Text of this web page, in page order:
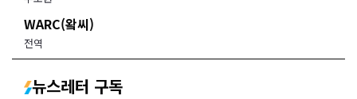
WARC(왘씨)
전역
뉴스레터 구독